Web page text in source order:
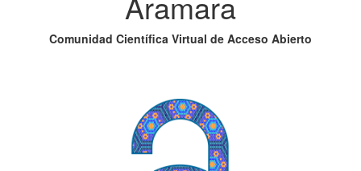
Comunidad Científica Virtual de Acceso Abierto